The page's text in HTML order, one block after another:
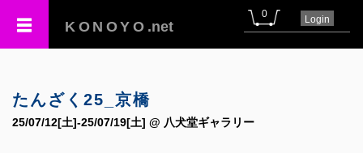
KONOYO .net
0 Login
たんざく25_京橋
25/07/12[土]-25/07/19[土] @ 八犬堂ギャラリー